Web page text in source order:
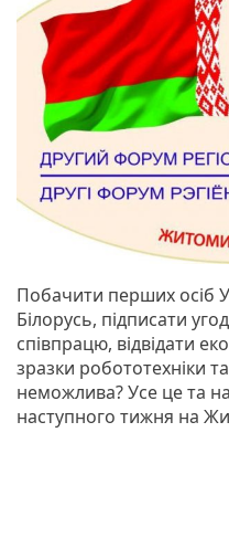
Побачити перших осіб
Білорусь, підписати
співпрацю, відвідати
зразки робототехніки
неможлива? Усе це та
наступного тижня на